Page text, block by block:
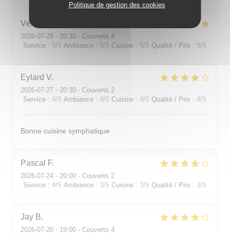
Politique de gestion des cookies
Véronique
2026-07-29 - 20:30 - Couverts 4
Service : 5/5 Ambiance : 5/5 Cuisine : 5/5 Qualité / Prix : 5/5
Eylard V
2026-07-27 - 20:30 - Couverts 2
Service : 4/5 Ambiance : 4/5 Cuisine : 4/5 Qualité / Prix : 4/5
Bonne cuisine symphatique
Pascal F
2026-07-24 - 20:00 - Couverts 2
Service : 4/5 Ambiance : 3/5 Cuisine : 3/5 Qualité / Prix : 3/5
Jay B
2026-07-20 - 19:00 - Couverts 4